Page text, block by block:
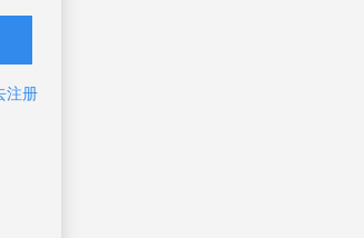
注册